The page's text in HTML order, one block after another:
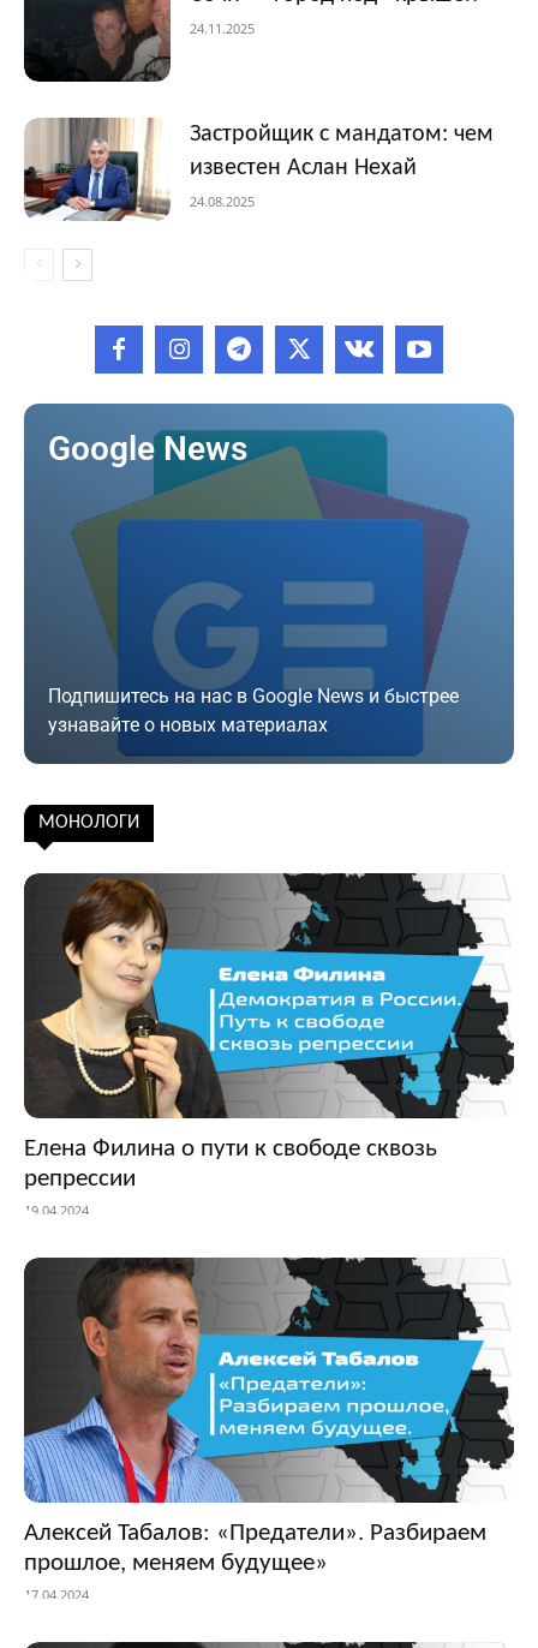
24.11.2025
Застройщик с мандатом: чем
известен Аслан Нехай
24.08.2025
Google News
Подпишитесь на нас в Google News и быстрее
узнавайте о новых материалах
Подписаться
МОНОЛОГИ
Елена Филина о пути к свободе сквозь
репрессии
19.04.2024
Алексей Табалов: «Предатели». Разбираем
прошлое, меняем будущее»
17.04.2024